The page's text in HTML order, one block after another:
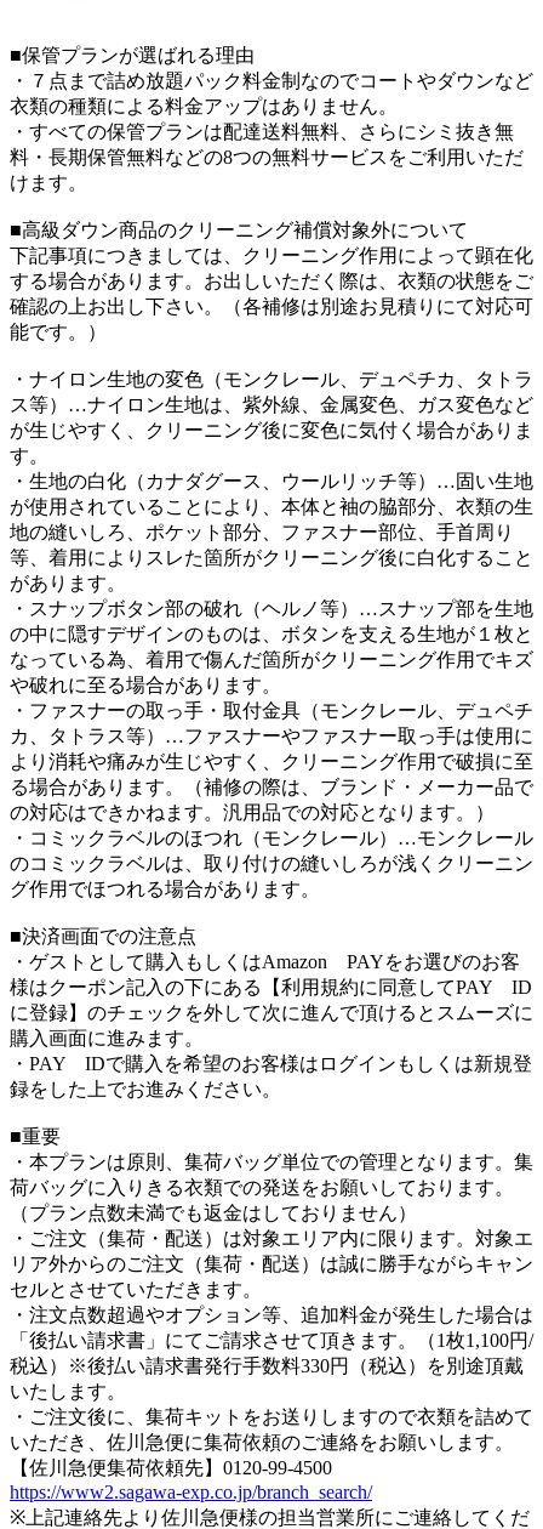
■保管プランが選ばれる理由
・７点まで詰め放題パック料金制なのでコートやダウンなど
衣類の種類による料金アップはありません。
・すべての保管プランは配達送料無料、さらにシミ抜き無
料・長期保管無料などの8つの無料サービスをご利用いただ
けます。
■高級ダウン商品のクリーニング補償対象外について
下記事項につきましては、クリーニング作用によって顕在化
する場合があります。お出しいただく際は、衣類の状態をご
確認の上お出し下さい。（各補修は別途お見積りにて対応可
能です。）
・ナイロン生地の変色（モンクレール、デュペチカ、タトラ
ス等）…ナイロン生地は、紫外線、金属変色、ガス変色など
が生じやすく、クリーニング後に変色に気付く場合がありま
す。
・生地の白化（カナダグース、ウールリッチ等）…固い生地
が使用されていることにより、本体と袖の脇部分、衣類の生
地の縫いしろ、ポケット部分、ファスナー部位、手首周り
等、着用によりスレた箇所がクリーニング後に白化すること
があります。
・スナップボタン部の破れ（ヘルノ等）…スナップ部を生地
の中に隠すデザインのものは、ボタンを支える生地が１枚と
なっている為、着用で傷んだ箇所がクリーニング作用でキズ
や破れに至る場合があります。
・ファスナーの取っ手・取付金具（モンクレール、デュペチ
カ、タトラス等）…ファスナーやファスナー取っ手は使用に
より消耗や痛みが生じやすく、クリーニング作用で破損に至
る場合があります。（補修の際は、ブランド・メーカー品で
の対応はできかねます。汎用品での対応となります。）
・コミックラベルのほつれ（モンクレール）…モンクレール
のコミックラベルは、取り付けの縫いしろが浅くクリーニン
グ作用でほつれる場合があります。
■決済画面での注意点
・ゲストとして購入もしくはAmazon PAYをお選びのお客
様はクーポン記入の下にある【利用規約に同意してPAY ID
に登録】のチェックを外して次に進んで頂けるとスムーズに
購入画面に進みます。
・PAY IDで購入を希望のお客様はログインもしくは新規登
録をした上でお進みください。
■重要
・本プランは原則、集荷バッグ単位での管理となります。集
荷バッグに入りきる衣類での発送をお願いしております。
（プラン点数未満でも返金はしておりません）
・ご注文（集荷・配送）は対象エリア内に限ります。対象エ
リア外からのご注文（集荷・配送）は誠に勝手ながらキャン
セルとさせていただきます。
・注文点数超過やオプション等、追加料金が発生した場合は
「後払い請求書」にてご請求させて頂きます。（1枚1,100円/
税込）※後払い請求書発行手数料330円（税込）を別途頂戴
いたします。
・ご注文後に、集荷キットをお送りしますので衣類を詰めて
いただき、佐川急便に集荷依頼のご連絡をお願いします。
【佐川急便集荷依頼先】0120-99-4500
https://www2.sagawa-exp.co.jp/branch_search/
※上記連絡先より佐川急便様の担当営業所にご連絡してくだ